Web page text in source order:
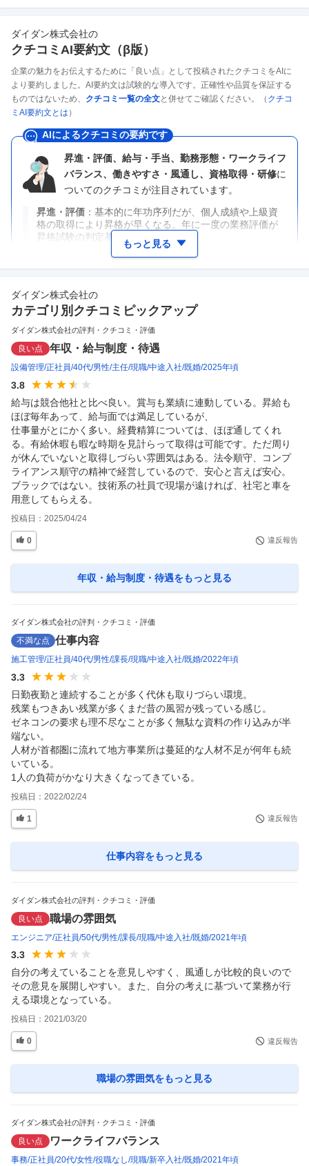
ダイダン株式会社の
クチコミAI要約文（β版）
企業の魅力をお伝えするために「良い点」として投稿されたクチコミをAIに
より要約しました。AI要約文は試験的な導入です。正確性や品質を保証する
ものではないため、 クチコミ一覧の全文と併せてご確認ください。（ クチコ
ミAI要約文とは ）
AIによるクチコミの要約です
昇進・評価、給与・手当、勤務形態・ワークライフ
バランス、働きやすさ・風通し、資格取得・研修に
ついてのクチコミが注目されています。
昇進・評価
基本的に年功序列だが、個人成績や上級資
格の取得により昇格が早くなる。年に一度の業務評価が
昇格試験の判定基準となる。
もっと見る
ダイダン株式会社の
カテゴリ別クチコミピックアップ
ダイダン株式会社の評判・クチコミ・評価
良い点 年収・給与制度・待遇
設備管理 正社員 40代 男性 主任 現職 中途入社 既婚 2025年頃
3.8
給与は競合他社と比べ良い。賞与も業績に連動している。昇給も
ほぼ毎年あって、給与面では満足しているが、
仕事量がとにかく多い。経費精算については、ほぼ通してくれ
る。有給休暇も暇な時期を見計らって取得は可能です。ただ周り
が休んでいないと取得しづらい雰囲気はある。法令順守、コンプ
ライアンス順守の精神で経営しているので、安心と言えば安心。
ブラックではない。技術系の社員で現場が遠ければ、社宅と車を
用意してもらえる。
投稿日： 2025/04/24
0 違反報告
年収・給与制度・待遇をもっと見る
ダイダン株式会社の評判・クチコミ・評価
不満な点 仕事内容
施工管理 正社員 40代 男性 課長 現職 中途入社 既婚 2022年頃
3.3
日勤夜勤と連続することが多く代休も取りづらい環境。
残業もつきあい残業が多くまだ昔の風習が残っている感じ。
ゼネコンの要求も理不尽なことが多く無駄な資料の作り込みが半
端ない。
人材が首都圏に流れて地方事業所は蔓延的な人材不足が何年も続
いている。
1人の負荷がかなり大きくなってきている。
投稿日： 2022/02/24
1 違反報告
仕事内容をもっと見る
ダイダン株式会社の評判・クチコミ・評価
良い点 職場の雰囲気
エンジニア 正社員 50代 男性 課長 現職 中途入社 既婚 2021年頃
3.3
自分の考えていることを意見しやすく、風通しが比較的良いので
その意見を展開しやすい。また、自分の考えに基づいて業務が行
える環境となっている。
投稿日： 2021/03/20
0 違反報告
職場の雰囲気をもっと見る
ダイダン株式会社の評判・クチコミ・評価
良い点 ワークライフバランス
事務 正社員 20代 女性 役職なし 現職 新卒入社 既婚 2021年頃